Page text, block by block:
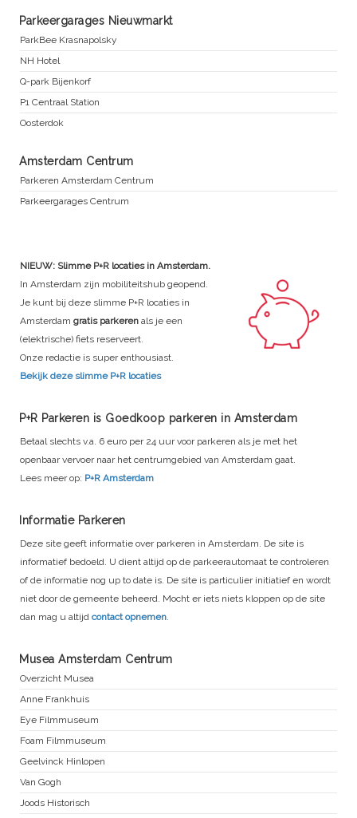
Parkeergarages Nieuwmarkt
ParkBee Krasnapolsky
NH Hotel
Q-park Bijenkorf
P1 Centraal Station
Oosterdok
Amsterdam Centrum
Parkeren Amsterdam Centrum
Parkeergarages Centrum
NIEUW: Slimme P+R locaties in Amsterdam.
In Amsterdam zijn mobiliteitshub geopend.
Je kunt bij deze slimme P+R locaties in
Amsterdam gratis parkeren als je een
(elektrische) fiets reserveert.
Onze redactie is super enthousiast.
Bekijk deze slimme P+R locaties
P+R Parkeren is Goedkoop parkeren in Amsterdam
Betaal slechts v.a. 6 euro per 24 uur voor parkeren als je met het
openbaar vervoer naar het centrumgebied van Amsterdam gaat.
Lees meer op: P+R Amsterdam
Informatie Parkeren
Deze site geeft informatie over parkeren in Amsterdam. De site is
informatief bedoeld. U dient altijd op de parkeerautomaat te controleren
of de informatie nog up to date is. De site is particulier initiatief en wordt
niet door de gemeente beheerd. Mocht er iets niets kloppen op de site
dan mag u altijd contact opnemen
Musea Amsterdam Centrum
Overzicht Musea
Anne Frankhuis
Eye Filmmuseum
Foam Filmmuseum
Geelvinck Hinlopen
Van Gogh
Joods Historisch